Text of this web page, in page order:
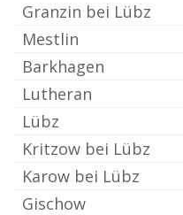
Granzin bei Lübz
Mestlin
Barkhagen
Lutheran
Lübz
Kritzow bei Lübz
Karow bei Lübz
Gischow